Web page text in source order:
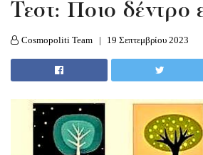
Τεστ: Ποιo δέντρο
Cosmopoliti Team 19 Σεπτεμβρίου 2023